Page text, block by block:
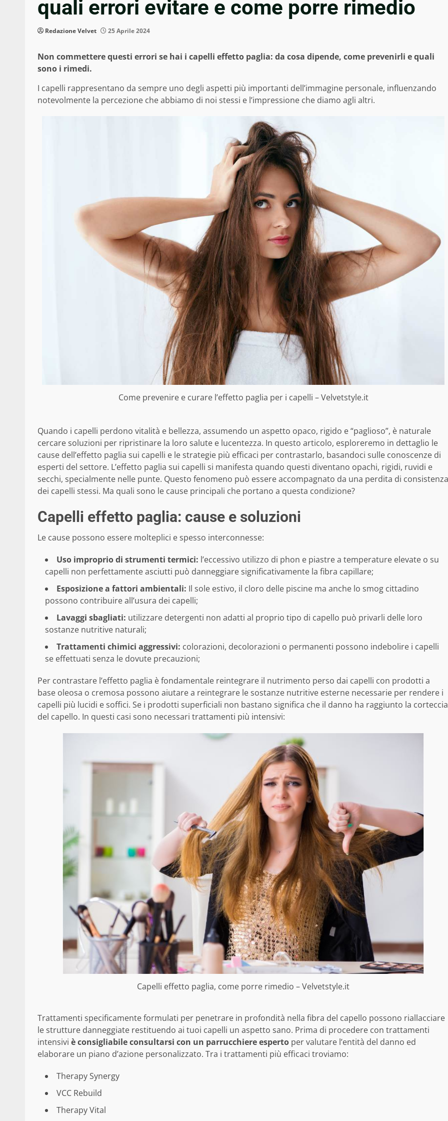
quali errori evitare e come porre rimedio
Redazione Velvet 25 Aprile 2024
Non commettere questi errori se hai i capelli effetto paglia: da cosa dipende, come prevenirli e quali
sono i rimedi.
I capelli rappresentano da sempre uno degli aspetti più importanti dell’immagine personale, influenzando
notevolmente la percezione che abbiamo di noi stessi e l’impressione che diamo agli altri.
Come prevenire e curare l’effetto paglia per i capelli – Velvetstyle.it
Quando i capelli perdono vitalità e bellezza, assumendo un aspetto opaco, rigido e “paglioso”, è naturale
cercare soluzioni per ripristinare la loro salute e lucentezza. In questo articolo, esploreremo in dettaglio le
cause dell’effetto paglia sui capelli e le strategie più efficaci per contrastarlo, basandoci sulle conoscenze di
esperti del settore. L’effetto paglia sui capelli si manifesta quando questi diventano opachi, rigidi, ruvidi e
secchi, specialmente nelle punte. Questo fenomeno può essere accompagnato da una perdita di consistenza
dei capelli stessi. Ma quali sono le cause principali che portano a questa condizione?
Capelli effetto paglia: cause e soluzioni
Le cause possono essere molteplici e spesso interconnesse:
Uso improprio di strumenti termici: l’eccessivo utilizzo di phon e piastre a temperature elevate o su
capelli non perfettamente asciutti può danneggiare significativamente la fibra capillare;
Esposizione a fattori ambientali: Il sole estivo, il cloro delle piscine ma anche lo smog cittadino
possono contribuire all’usura dei capelli;
Lavaggi sbagliati: utilizzare detergenti non adatti al proprio tipo di capello può privarli delle loro
sostanze nutritive naturali;
Trattamenti chimici aggressivi: colorazioni, decolorazioni o permanenti possono indebolire i capelli
se effettuati senza le dovute precauzioni;
Per contrastare l’effetto paglia è fondamentale reintegrare il nutrimento perso dai capelli con prodotti a
base oleosa o cremosa possono aiutare a reintegrare le sostanze nutritive esterne necessarie per rendere i
capelli più lucidi e soffici. Se i prodotti superficiali non bastano significa che il danno ha raggiunto la corteccia
del capello. In questi casi sono necessari trattamenti più intensivi:
Capelli effetto paglia, come porre rimedio – Velvetstyle.it
Trattamenti specificamente formulati per penetrare in profondità nella fibra del capello possono riallacciare
le strutture danneggiate restituendo ai tuoi capelli un aspetto sano. Prima di procedere con trattamenti
intensivi è consigliabile consultarsi con un parrucchiere esperto per valutare l’entità del danno ed
elaborare un piano d’azione personalizzato. Tra i trattamenti più efficaci troviamo:
Therapy Synergy
VCC Rebuild
Therapy Vital